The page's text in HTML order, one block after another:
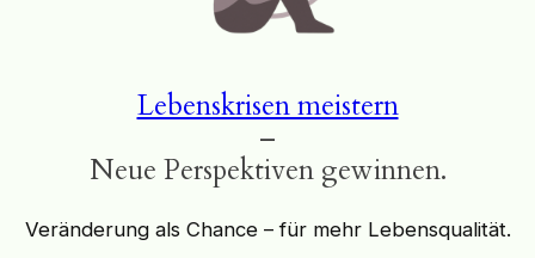
Lebenskrisen meistern
–
Neue Perspektiven gewinnen.
Veränderung als Chance – für mehr Lebensqualität.